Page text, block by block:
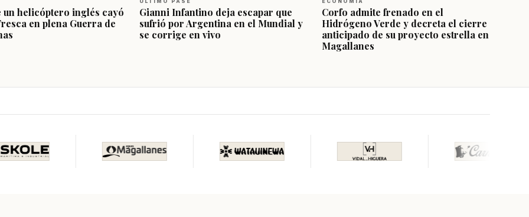
un helicóptero inglés cayó
en plena Guerra de
Gianni Infantino deja escapar que
sufrió por Argentina en el Mundial y
se corrige en vivo
Corfo admite frenado en el
Hidrógeno Verde y decreta el cierre
anticipado de su proyecto estrella en
Magallanes